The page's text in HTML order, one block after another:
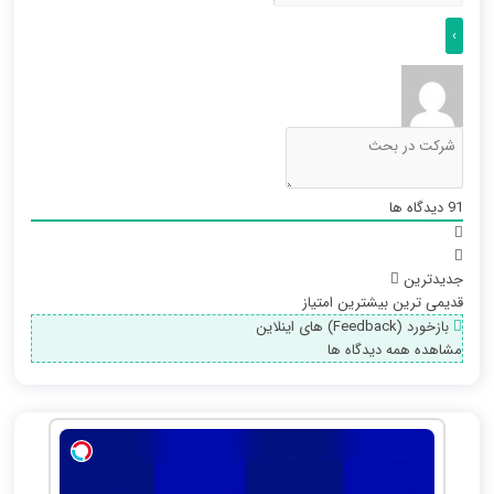
91 دیدگاه ها
جدیدترین
قدیمی ترین بیشترین امتیاز
بازخورد (Feedback) های اینلاین
مشاهده همه دیدگاه ها